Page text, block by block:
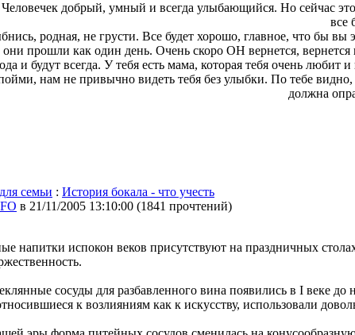
добрый, умный и всегда улыбающийся. Но сейчас
все
родная, не грусти. Все будет хорошо, главное, что бы
они прошли как один день. Очень скоро ОН вернется,
и будут всегда. У тебя есть мама, которая тебя очень любит
нам не привычно видеть тебя без улыбки. По тебе
должна
семьи : История бокала - что учесть
в 21/11/2005 13:10:00 (1841 прочтений)
напитки испокон веков присутствуют на праздничных
сосуды для разбавленного вина появились в I веке
к возлияниям как к искусству, использовали